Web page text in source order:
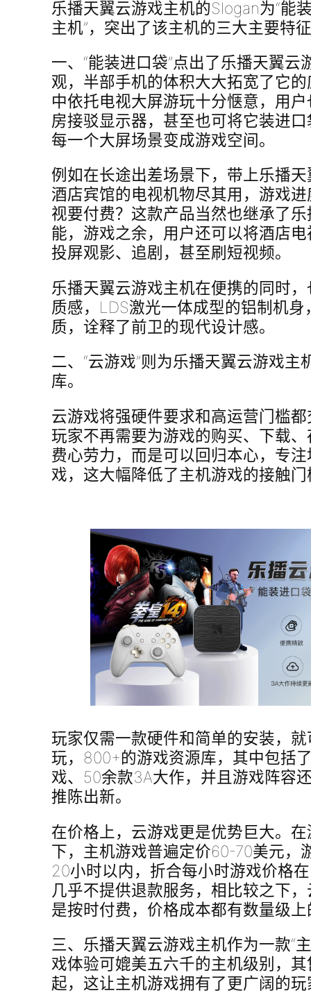
乐播天翼云游戏主机的Slogan为“能
主机”，突出了该主机的三大主要特
一、“能装进口袋”点出了乐播天翼云
观，半部手机的体积大大拓宽了它
中依托电视大屏游玩十分惬意，用
房接驳显示器，甚至也可将它装进
每一个大屏场景变成游戏空间。
例如在长途出差场景下，带上乐播
酒店宾馆的电视机物尽其用，游戏
视要付费？这款产品当然也继承了
能，游戏之余，用户还可以将酒店
投屏观影、追剧，甚至刷短视频。
乐播天翼云游戏主机在便携的同时
质感，LDS激光一体成型的铝制机
质，诠释了前卫的现代设计感。
二、“云游戏”则为乐播天翼云游戏主
库。
云游戏将强硬件要求和高运营门槛
玩家不再需要为游戏的购买、下载
费心劳力，而是可以回归本心，专
戏，这大幅降低了主机游戏的接触门
玩家仅需一款硬件和简单的安装，
玩，800+的游戏资源库，其中包括
戏、50余款3A大作，并且游戏阵容
推陈出新。
在价格上，云游戏更是优势巨大。
下，主机游戏普遍定价60-70美元，
20小时以内，折合每小时游戏价格
几乎不提供退款服务，相比较之下
是按时付费，价格成本都有数量级
三、乐播天翼云游戏主机作为一款“
戏体验可媲美五六千的主机级别，
起，这让主机游戏拥有了更广阔的